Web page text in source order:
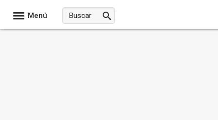
Menú